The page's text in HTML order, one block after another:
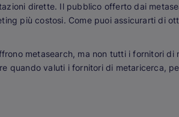
dirette. Il pubblico offerto dai
più costosi. Come puoi assicurarti di
metasearch, ma non tutti i fornitori di
quando valuti i fornitori di metaricerca,